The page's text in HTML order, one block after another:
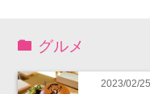
グルメ
2023/02/25